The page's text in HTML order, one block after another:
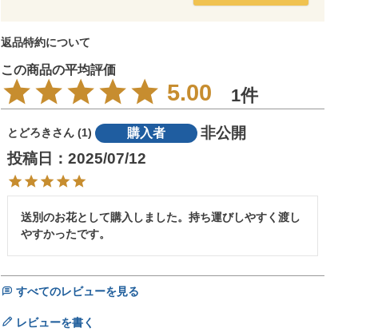
返品特約について
5.00 1
とどろき 1 購入者
非公開
投稿日
2025/07/12
送別のお花として購入しました。持ち運びしやすく渡し
やすかったです。
すべてのレビューを見る
レビューを書く